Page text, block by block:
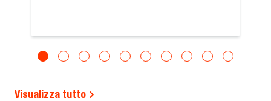
Visualizza tutto